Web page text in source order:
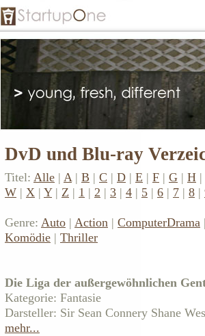
DvD und Blu-ray
Titel: Alle | A| B | C | D | E | F | G | H |
W | X | Y| Z | 1 | 2 | 3 | 4 | 5 | 6 | 7 | 8 |
Genre: Auto | Action | ComputerDrama
Komödie | Thriller
Die Liga der außergewöhnlichen
Kategorie: Fantasie
Darsteller: Sir Sean Connery Shane
mehr...